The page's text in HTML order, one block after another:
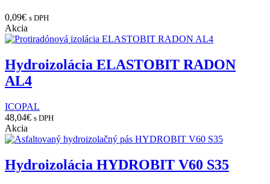
0,09€ s DPH
Akcia
Hydroizolácia ELASTOBIT RADON
AL4
ICOPAL
48,04€ s DPH
Akcia
Hydroizolácia HYDROBIT V60 S35